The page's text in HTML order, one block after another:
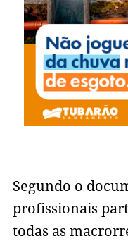
Segundo o
profissionais
todas as